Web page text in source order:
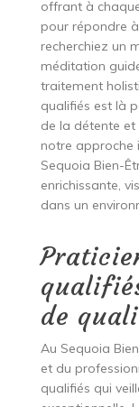
offrant à
pour répondre
recherchiez un
méditation
traitement
qualifiés est là
de la détente et
notre approche
Sequoia Bien-
enrichissante,
dans un
de
Au Sequoia
et du
qualifiés qui